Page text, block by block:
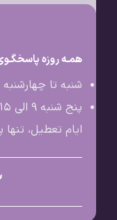
همـه روزه
شنبه تا چهارشنبه 9 الی ۱۹
پنج شنبه 9 الی ۱۵
ایام تعطیل،